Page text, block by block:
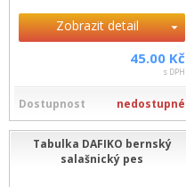
Zobrazit detail
45.00 Kč
s DPH
Dostupnost nedostupné
Tabulka DAFIKO bernský
salašnický pes